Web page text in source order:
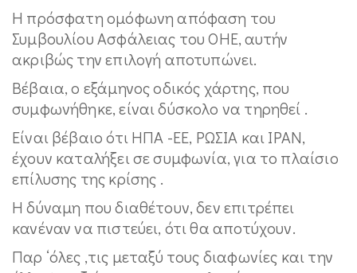
Η πρόσφατη ομόφωνη απόφαση του
Συμβουλίου Ασφάλειας του ΟΗΕ, αυτήν
ακριβώς την επιλογή αποτυπώνει.
Βέβαια, ο εξάμηνος οδικός χάρτης, που
συμφωνήθηκε, είναι δύσκολο να τηρηθεί .
Είναι βέβαιο ότι ΗΠΑ -ΕΕ, ΡΩΣΙΑ και ΙΡΑΝ,
έχουν καταλήξει σε συμφωνία, για το πλαίσιο
επίλυσης της κρίσης .
Η δύναμη που διαθέτουν, δεν επιτρέπει
κανέναν να πιστεύει, ότι θα αποτύχουν.
Παρ ‘όλες ,τις μεταξύ τους διαφωνίες και την